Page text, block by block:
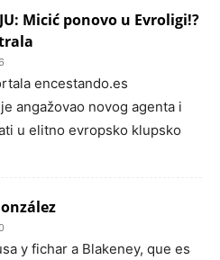
Micić ponovo u Evroligi!?
encestando.es
angažovao novog agenta i
u elitno evropsko klupsko
y fichar a Blakeney, que es